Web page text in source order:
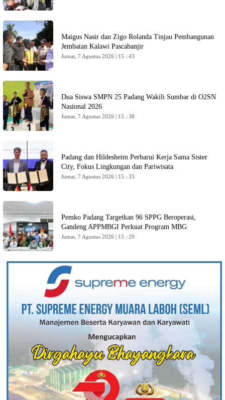
Maigus Nasir dan Zigo Rolanda Tinjau Pembangunan
Jembatan Kalawi Pascabanjir
Jumat, 7 Agustus 2026 | 15 : 43
Dua Siswa SMPN 25 Padang Wakili Sumbar di O2SN
Nasional 2026
Jumat, 7 Agustus 2026 | 15 : 38
Padang dan Hildesheim Perbarui Kerja Sama Sister
City, Fokus Lingkungan dan Pariwisata
Jumat, 7 Agustus 2026 | 15 : 33
Pemko Padang Targetkan 96 SPPG Beroperasi,
Gandeng APPMBGI Perkuat Program MBG
Jumat, 7 Agustus 2026 | 15 : 29